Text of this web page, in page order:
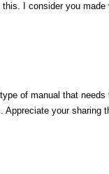
I consider you
of manual that
Appreciate your sharing